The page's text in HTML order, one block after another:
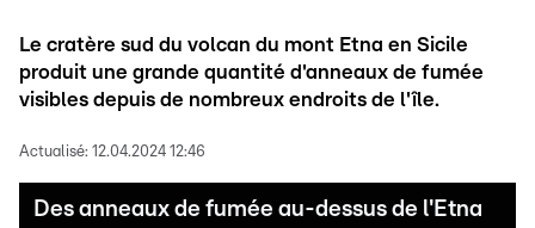
Le cratère sud du volcan du mont Etna en Sicile
produit une grande quantité d'anneaux de fumée
visibles depuis de nombreux endroits de l'île.
Actualisé: 12.04.2024 12:46
Des anneaux de fumée au-dessus de l'Etna